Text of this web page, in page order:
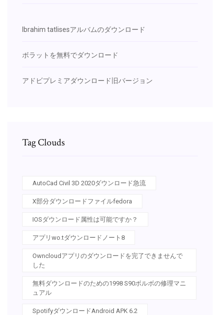
Ibrahim tatlisesアルバムのダウンロード
ボラットを無料でダウンロード
アドビプレミアダウンロード旧バージョン
Tag Clouds
AutoCad Civil 3D 2020ダウンロード急流
X部分ダウンロードファイルfedora
IOSダウンロード属性は可能ですか？
アプリwo.tダウンロードノート8
Owncloudアプリのダウンロードを完了できませんで
した
無料ダウンロードのための1998 S90ボルボの修理マニ
ュアル
SpotifyダウンロードAndroid APK 6.2